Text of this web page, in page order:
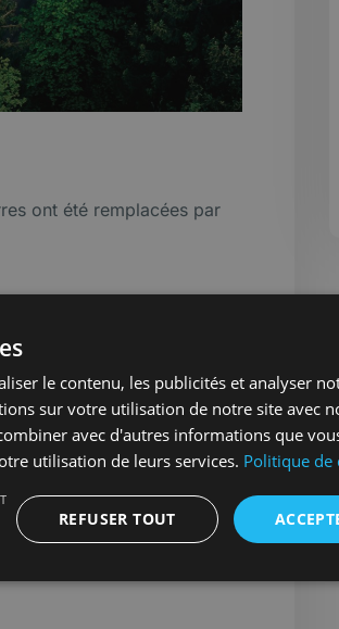
ont été remplacées par
le contenu, les publicités et analyser
sur votre utilisation de notre site avec
avec d'autres informations que
utilisation de leurs services. Politique
REFUSER TOUT